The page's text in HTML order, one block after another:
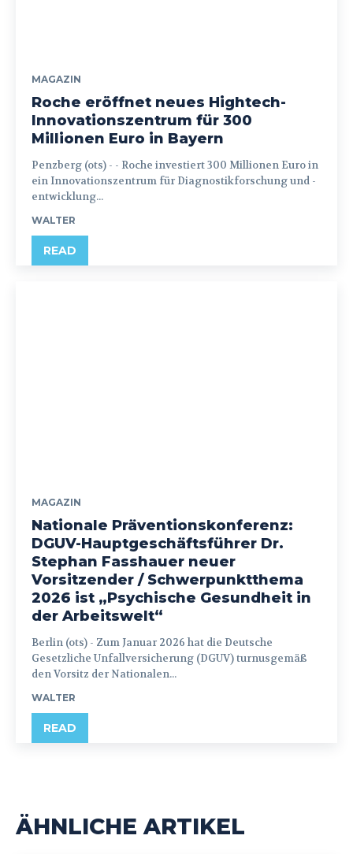
MAGAZIN
Roche eröffnet neues Hightech-
Innovationszentrum für 300
Millionen Euro in Bayern
Penzberg (ots) - - Roche investiert 300 Millionen Euro in
ein Innovationszentrum für Diagnostikforschung und -
entwicklung...
WALTER
READ
MAGAZIN
Nationale Präventionskonferenz:
DGUV-Hauptgeschäftsführer Dr.
Stephan Fasshauer neuer
Vorsitzender / Schwerpunktthema
2026 ist „Psychische Gesundheit in
der Arbeitswelt“
Berlin (ots) - Zum Januar 2026 hat die Deutsche
Gesetzliche Unfallversicherung (DGUV) turnusgemäß
den Vorsitz der Nationalen...
WALTER
READ
ÄHNLICHE ARTIKEL